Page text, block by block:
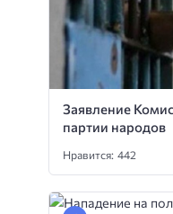
Заявление
партии народов
Нравится: 442